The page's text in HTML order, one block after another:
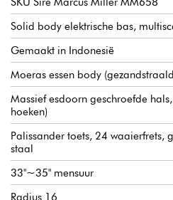
Solid body elektrische bas,
Gemaakt in Indonesië
Moeras essen body
Massief esdoorn geschroefde
hoeken)
Palissander toets, 24 waaierfrets,
staal
33"~35" mensuur
Radius 16